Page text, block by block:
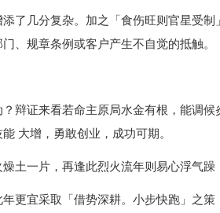
了几分复杂。加之「食伤旺则官星受制
、规章条例或客户产生不自觉的抵触。
辩证来看若命主原局水金有根，能调
大增，勇敢创业，成功可期。
土一片，再逢此烈火流年则易心浮气躁
更宜采取「借势深耕。小步快跑」之